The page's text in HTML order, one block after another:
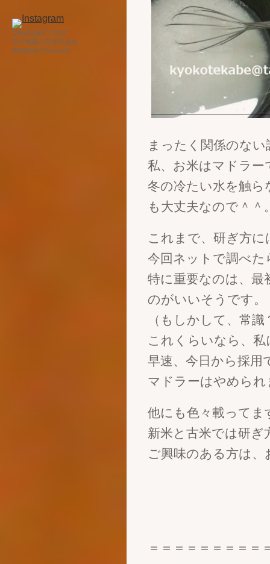
Copyright(C) 2012
田中昭義左官株式会社
All Rights Reserved.
まったく関係のな
私、お米はマドラー
冬の冷たい水を触
も大丈夫なので＾＾
これまで、研ぎ方
今回ネットで調べ
特に重要なのは、最
のがいいそうです。
（もしかして、常識
これくらいなら、
早速、今日から採用
マドラーはやめら
他にも色々載ってま
新米と古米では研ぎ
ご興味のある方は
＝＝＝＝＝＝＝＝＝